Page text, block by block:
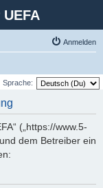
Anmelden
Sprache:
(„https://www.5-
dem Betreiber ein